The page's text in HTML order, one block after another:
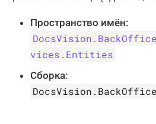
Пространство имён:
vices.Entities
Сборка: